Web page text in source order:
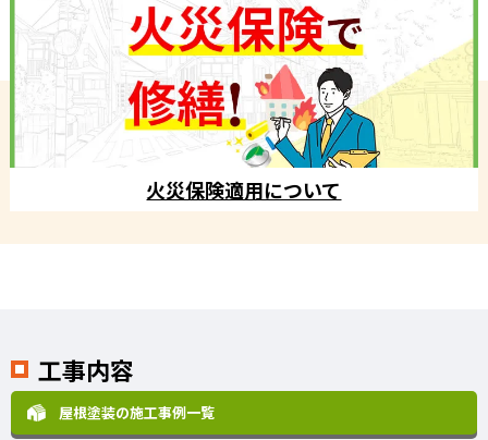
火災保険適用について
工事内容
屋根塗装の施工事例一覧